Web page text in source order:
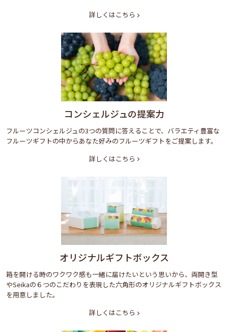
詳しくはこちら
コンシェルジュの提案力
フルーツコンシェルジュの3つの質問に答えることで、バラエティ豊富な
フルーツギフトの中からあなた好みのフルーツギフトをご提案します。
詳しくはこちら
オリジナルギフトボックス
箱を開ける時のワクワク感も一緒に届けたいという思いから、両開き型
やSeikaの６つのこだわりを表現した六角形のオリジナルギフトボックス
を用意しました。
詳しくはこちら